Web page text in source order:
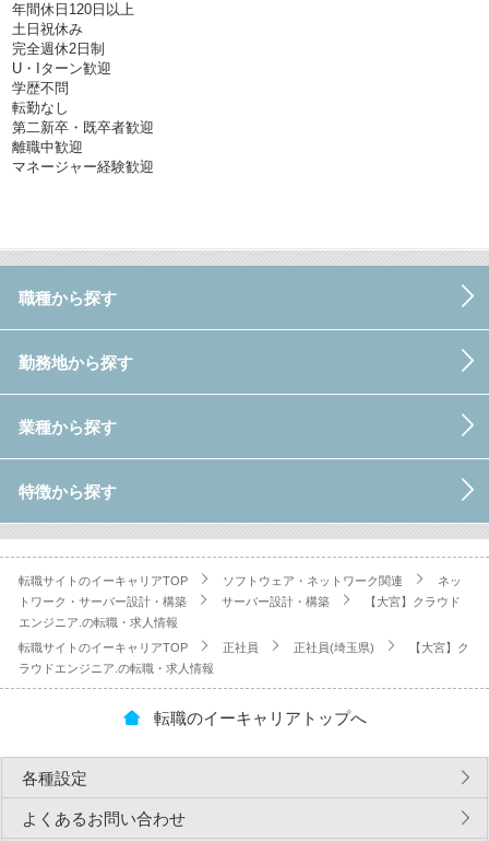
年間休日120日以上
土日祝休み
完全週休2日制
U・Iターン歓迎
学歴不問
転勤なし
第二新卒・既卒者歓迎
離職中歓迎
マネージャー経験歓迎
職種から探す
勤務地から探す
業種から探す
特徴から探す
転職サイトのイーキャリアTOP ソフトウェア・ネットワーク関連
ネッ
トワーク・サーバー設計・構築
サーバー設計・構築
【大宮】クラウド
エンジニア.の転職・求人情報
転職サイトのイーキャリアTOP
正社員 正社員(埼玉県)
【大宮】ク
ラウドエンジニア.の転職・求人情報
転職のイーキャリアトップへ
各種設定
よくあるお問い合わせ